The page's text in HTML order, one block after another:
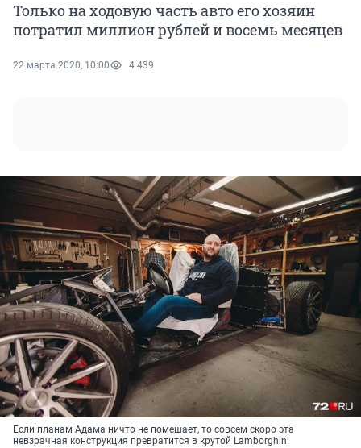
Только на ходовую часть авто его хозяин
потратил миллион рублей и восемь месяцев
22 марта 2020, 10:00 4 439
Если планам Адама ничто не помешает, то совсем скоро эта
невзрачная конструкция превратится в крутой Lamborghini